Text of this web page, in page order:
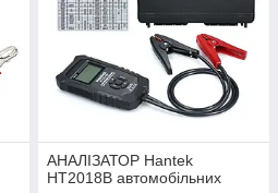
АНАЛІЗАТОР Hantek
HT2018B автомобільних